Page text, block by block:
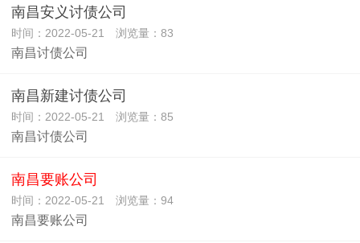
南昌安义讨债公司
时间：2022-05-21 浏览量：83
南昌讨债公司
南昌新建讨债公司
时间：2022-05-21 浏览量：85
南昌讨债公司
南昌要账公司
时间：2022-05-21 浏览量：94
南昌要账公司